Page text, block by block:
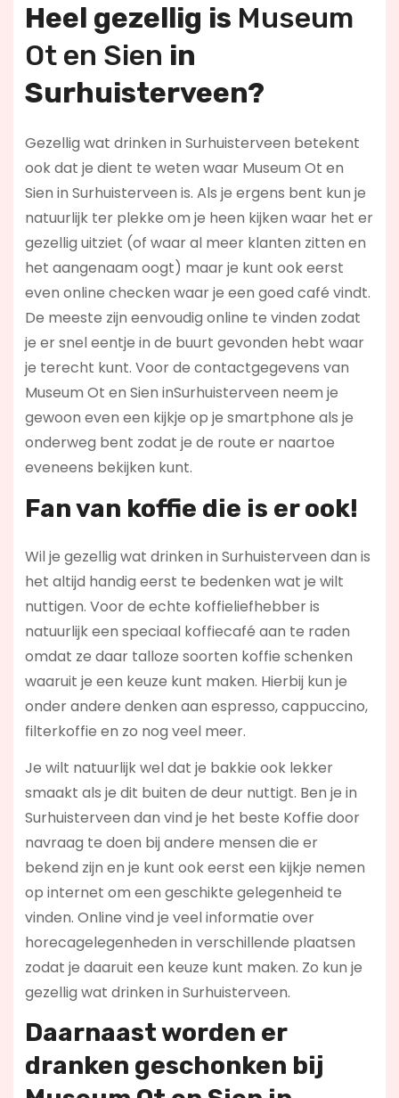
Heel gezellig is Museum
Ot en Sien in
Surhuisterveen?
Gezellig wat drinken in Surhuisterveen betekent
ook dat je dient te weten waar Museum Ot en
Sien in Surhuisterveen is. Als je ergens bent kun je
natuurlijk ter plekke om je heen kijken waar het er
gezellig uitziet (of waar al meer klanten zitten en
het aangenaam oogt) maar je kunt ook eerst
even online checken waar je een goed café vindt.
De meeste zijn eenvoudig online te vinden zodat
je er snel eentje in de buurt gevonden hebt waar
je terecht kunt. Voor de contactgegevens van
Museum Ot en Sien inSurhuisterveen neem je
gewoon even een kijkje op je smartphone als je
onderweg bent zodat je de route er naartoe
eveneens bekijken kunt.
Fan van koffie die is er ook!
Wil je gezellig wat drinken in Surhuisterveen dan is
het altijd handig eerst te bedenken wat je wilt
nuttigen. Voor de echte koffieliefhebber is
natuurlijk een speciaal koffiecafé aan te raden
omdat ze daar talloze soorten koffie schenken
waaruit je een keuze kunt maken. Hierbij kun je
onder andere denken aan espresso, cappuccino,
filterkoffie en zo nog veel meer.
Je wilt natuurlijk wel dat je bakkie ook lekker
smaakt als je dit buiten de deur nuttigt. Ben je in
Surhuisterveen dan vind je het beste Koffie door
navraag te doen bij andere mensen die er
bekend zijn en je kunt ook eerst een kijkje nemen
op internet om een geschikte gelegenheid te
vinden. Online vind je veel informatie over
horecagelegenheden in verschillende plaatsen
zodat je daaruit een keuze kunt maken. Zo kun je
gezellig wat drinken in Surhuisterveen.
Daarnaast worden er
dranken geschonken bij